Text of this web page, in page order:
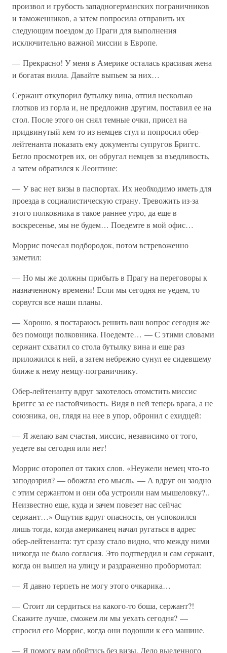
произвол и грубость западногерманских пограничников
и таможенников, а затем попросила отправить их
следующим поездом до Праги для выполнения
исключительно важной миссии в Европе.
— Прекрасно! У меня в Америке осталась красивая жена
и богатая вилла. Давайте выпьем за них…
Сержант откупорил бутылку вина, отпил несколько
глотков из горла и, не предложив другим, поставил ее на
стол. После этого он снял темные очки, присел на
придвинутый кем-то из немцев стул и попросил обер-
лейтенанта показать ему документы супругов Бриггс.
Бегло просмотрев их, он обругал немцев за въедливость,
а затем обратился к Леонтине:
— У вас нет визы в паспортах. Их необходимо иметь для
проезда в социалистическую страну. Тревожить из-за
этого полковника в такое раннее утро, да еще в
воскресенье, мы не будем… Поедемте в мой офис…
Моррис почесал подбородок, потом встревоженно
заметил:
— Но мы же должны прибыть в Прагу на переговоры к
назначенному времени! Если мы сегодня не уедем, то
сорвутся все наши планы.
— Хорошо, я постараюсь решить ваш вопрос сегодня же
без помощи полковника. Поедемте… — С этими словами
сержант схватил со стола бутылку вина и еще раз
приложился к ней, а затем небрежно сунул ее сидевшему
ближе к нему немцу-пограничнику.
Обер-лейтенанту вдруг захотелось отомстить миссис
Бриггс за ее настойчивость. Видя в ней теперь врага, а не
союзника, он, глядя на нее в упор, обронил с ехидцей:
— Я желаю вам счастья, миссис, независимо от того,
уедете вы сегодня или нет!
Моррис оторопел от таких слов. «Неужели немец что-то
заподозрил? — обожгла его мысль. — А вдруг он заодно
с этим сержантом и они оба устроили нам мышеловку?..
Неизвестно еще, куда и зачем повезет нас сейчас
сержант…» Ощутив вдруг опасность, он успокоился
лишь тогда, когда американец начал ругаться в адрес
обер-лейтенанта: тут сразу стало видно, что между ними
никогда не было согласия. Это подтвердил и сам сержант,
когда он вышел на улицу и раздраженно пробормотал:
— Я давно терпеть не могу этого очкарика…
— Стоит ли сердиться на какого-то боша, сержант?!
Скажите лучше, сможем ли мы уехать сегодня? —
спросил его Моррис, когда они подошли к его машине.
— Я помогу вам обойтись без визы. Дело выеденного